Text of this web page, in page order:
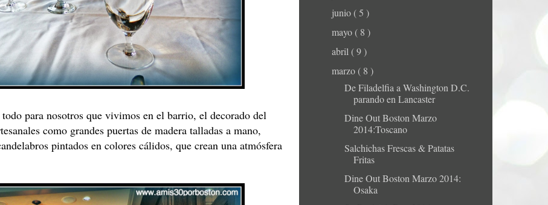
para nosotros que vivimos en el barrio, el decorado del
como grandes puertas de madera talladas a mano,
pintados en colores cálidos, que crean una atmósfera
junio ( 5 )
mayo ( 8 )
abril ( 9 )
marzo ( 8 )
De Filadelfia a Washington D.C.
parando en Lancaster
Dine Out Boston Marzo
2014:Toscano
Salchichas Frescas & Patatas
Fritas
Dine Out Boston Marzo 2014:
Osaka